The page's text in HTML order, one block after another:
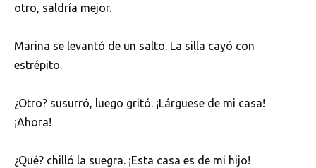
otro, saldría mejor.
Marina se levantó de un salto. La silla cayó con
estrépito.
¿Otro? susurró, luego gritó. ¡Lárguese de mi casa!
¡Ahora!
¿Qué? chilló la suegra. ¡Esta casa es de mi hijo!